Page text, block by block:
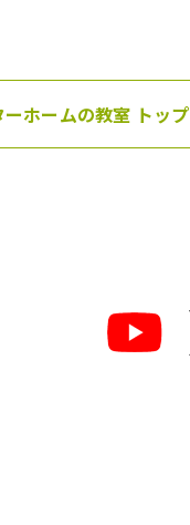
ーホームの教室 トップ